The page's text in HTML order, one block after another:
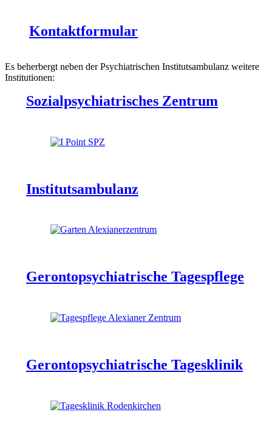
Kontaktformular
Es beherbergt neben der Psychiatrischen Institutsambulanz weitere
Institutionen:
Sozialpsychiatrisches Zentrum
Institutsambulanz
Gerontopsychiatrische Tagespflege
Gerontopsychiatrische Tagesklinik